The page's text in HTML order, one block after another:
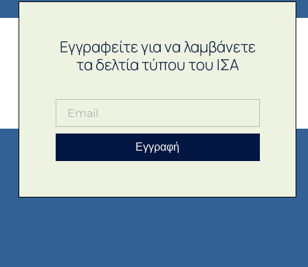
Εγγραφείτε για να λαμβάνετε
τα δελτία τύπου του ΙΣΑ
Εγγραφή